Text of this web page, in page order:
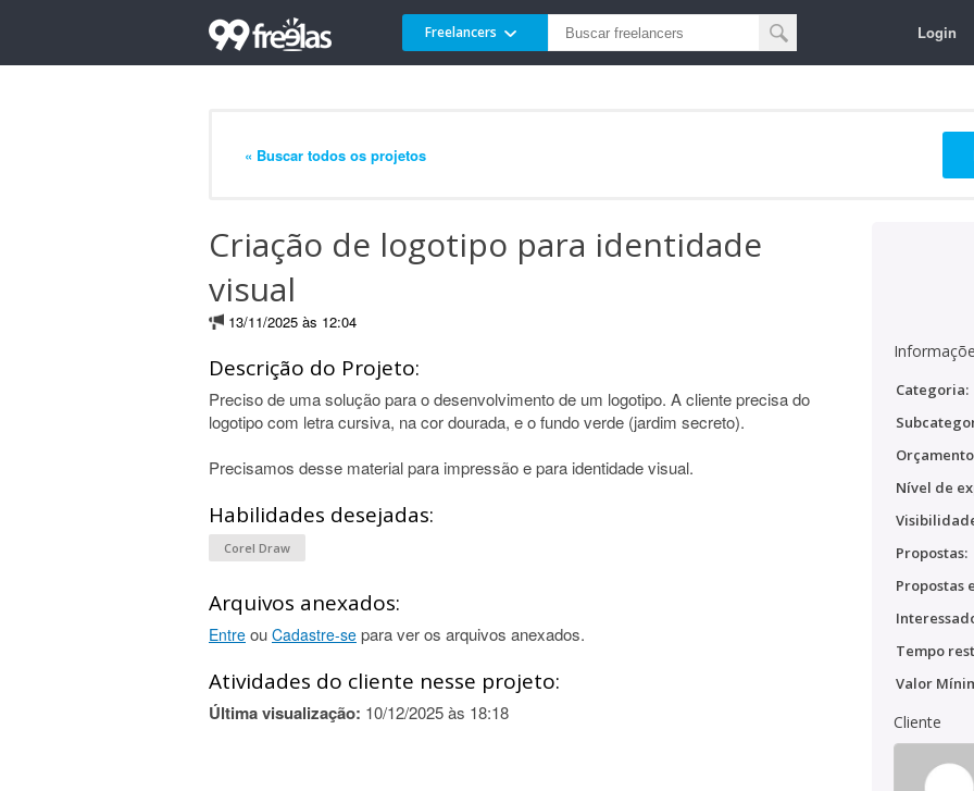
Freelancers Login
« Buscar todos os projetos
Criação de logotipo para identidade
visual
13/11/2025 às 12:04
Descrição do Projeto:
Preciso de uma solução para o desenvolvimento de um logotipo. A cliente precisa do
logotipo com letra cursiva, na cor dourada, e o fundo verde (jardim secreto).
Precisamos desse material para impressão e para identidade visual.
Habilidades desejadas:
Corel Draw
Arquivos anexados:
Entre ou Cadastre-se para ver os arquivos anexados.
Atividades do cliente nesse projeto:
Última visualização: 10/12/2025 às 18:18
Categoria:
Nível de
Propostas:
Propostas
Tempo
Valor
Cliente